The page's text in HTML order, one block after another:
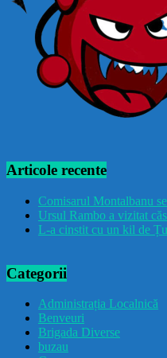
Articole recente
Comisarul Montalbanu
Ursul Rambo a vizitat
L-a cinstit cu un kil de
Categorii
Administrația Localnică
Benveuri
Brigada Diverse
buzau